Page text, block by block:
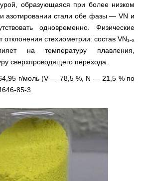
образующаяся при более низком
азотировании стали обе фазы — VN и
одновременно. Физические
отклонения стехиометрии: состав VN₁₋ₓ
на температуру плавления,
сверхпроводящего перехода.
г/моль (V — 78,5 %, N — 21,5 % по
85-3.